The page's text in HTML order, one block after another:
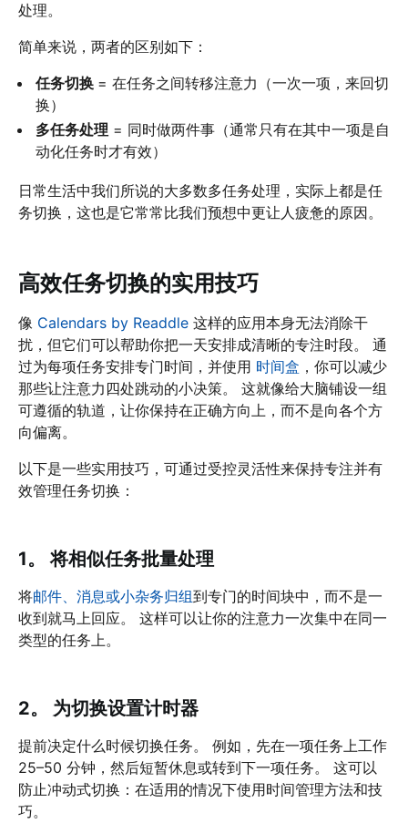
处理。
简单来说，两者的区别如下：
任务切换 = 在任务之间转移注意力（一次一项，来回切
换）
多任务处理 = 同时做两件事（通常只有在其中一项是自
动化任务时才有效）
日常生活中我们所说的大多数多任务处理，实际上都是任
务切换，这也是它常常比我们预想中更让人疲惫的原因。
高效任务切换的实用技巧
像 Calendars by Readdle 这样的应用本身无法消除干
扰，但它们可以帮助你把一天安排成清晰的专注时段。 通
过为每项任务安排专门时间，并使用 时间盒 ，你可以减少
那些让注意力四处跳动的小决策。 这就像给大脑铺设一组
可遵循的轨道，让你保持在正确方向上，而不是向各个方
向偏离。
以下是一些实用技巧，可通过受控灵活性来保持专注并有
效管理任务切换：
1。 将相似任务批量处理
将邮件、消息或小杂务归组到专门的时间块中，而不是一
收到就马上回应。 这样可以让你的注意力一次集中在同一
类型的任务上。
2。 为切换设置计时器
提前决定什么时候切换任务。 例如，先在一项任务上工作
25–50 分钟，然后短暂休息或转到下一项任务。 这可以
防止冲动式切换：在适用的情况下使用时间管理方法和技
巧。